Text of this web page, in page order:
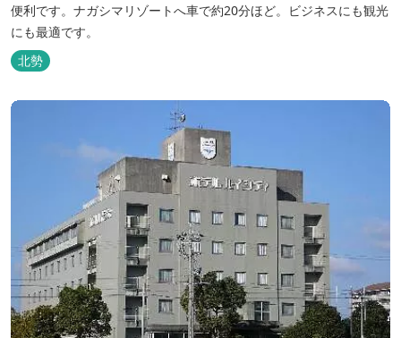
便利です。ナガシマリゾートへ車で約20分ほど。ビジネスにも観光
にも最適です。
北勢